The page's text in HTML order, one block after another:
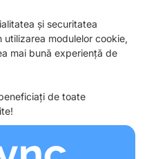
și securitatea
modulelor cookie,
mai bună experiență de
de toate